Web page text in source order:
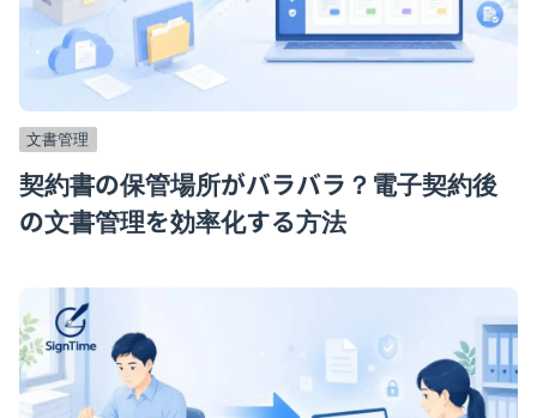
文書管理
契約書の保管場所がバラバラ？電子契約後
の文書管理を効率化する方法